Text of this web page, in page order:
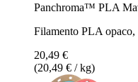
Panchroma™ PLA
Filamento PLA opaco,
20,49 €
(20,49 € / kg)